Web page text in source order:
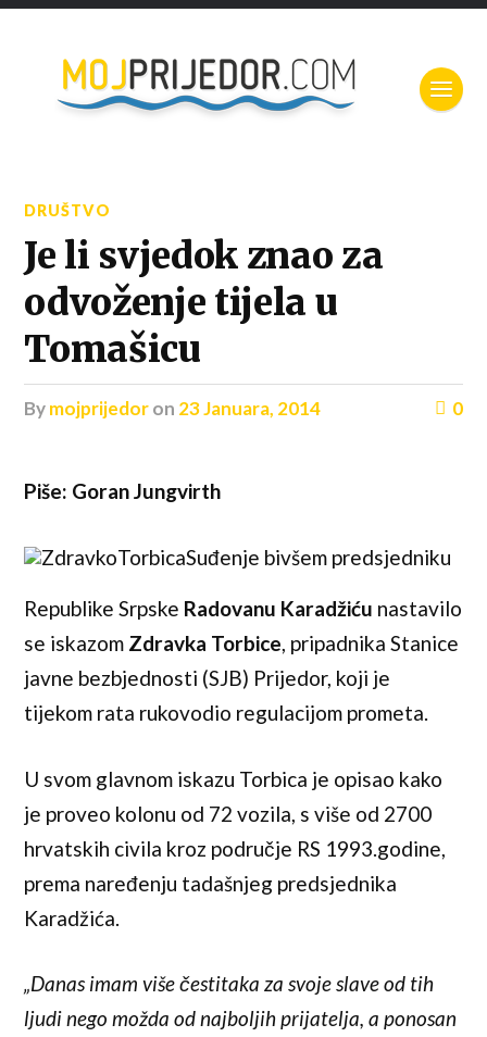
DRUŠTVO
Je li svjedok znao za
odvoženje tijela u
Tomašicu
bymojprijedoron 23 Januara, 2014 0
Piše: Goran Jungvirth
Suđenje bivšem predsjedniku
Republike Srpske Radovanu Karadžiću nastavilo
se iskazom Zdravka Torbice, pripadnika Stanice
javne bezbjednosti (SJB) Prijedor, koji je
tijekom rata rukovodio regulacijom prometa.
U svom glavnom iskazu Torbica je opisao kako
je proveo kolonu od 72 vozila, s više od 2700
hrvatskih civila kroz područje RS 1993.godine,
prema naređenju tadašnjeg predsjednika
Karadžića.
„Danas imam više čestitaka za svoje slave od tih
ljudi nego možda od najboljih prijatelja, a ponosan